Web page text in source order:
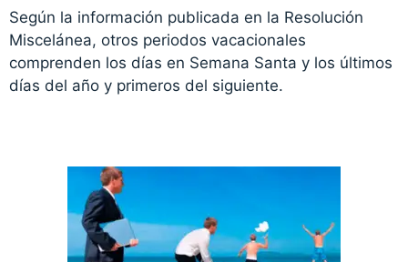
Según la información publicada en la Resolución
Miscelánea, otros periodos vacacionales
comprenden los días en Semana Santa y los últimos
días del año y primeros del siguiente.